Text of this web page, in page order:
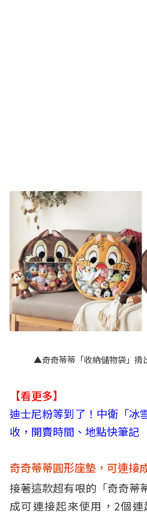
▲奇奇蒂蒂「收納儲物袋」揹
【看更多】
迪士尼粉等到了！中衛「冰
收，開賣時間、地點快筆記
奇奇蒂蒂圓形座墊，可連接
接著這款超有哏的「奇奇蒂
成可連接起來使用，2個